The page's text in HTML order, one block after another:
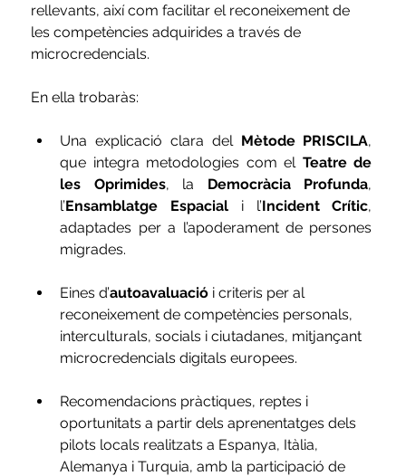
rellevants, així com facilitar el reconeixement de
les competències adquirides a través de
microcredencials.
En ella trobaràs:
Una explicació clara del Mètode PRISCILA,
que integra metodologies com el Teatre de
les Oprimides, la Democràcia Profunda,
l’Ensamblatge Espacial i l’Incident Crític,
adaptades per a l’apoderament de persones
migrades.
Eines d’autoavaluació i criteris per al
reconeixement de competències personals,
interculturals, socials i ciutadanes, mitjançant
microcredencials digitals europees.
Recomendacions pràctiques, reptes i
oportunitats a partir dels aprenentatges dels
pilots locals realitzats a Espanya, Itàlia,
Alemanya i Turquia, amb la participació de